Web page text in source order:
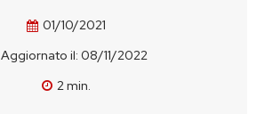
01/10/2021
Aggiornato il: 08/11/2022
2min.